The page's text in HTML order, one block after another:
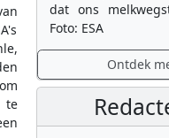
te
dat ons
Foto: ESA
Ontdek